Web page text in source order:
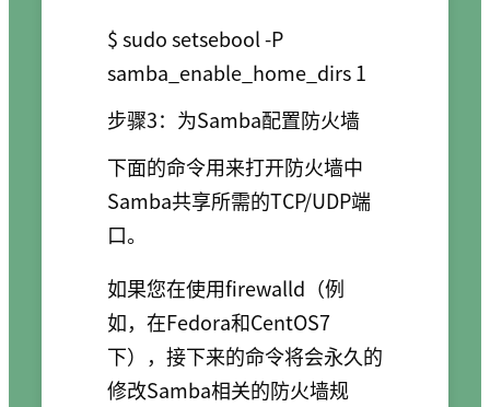
$ sudo setsebool -P
步骤3：为Samba配置防火墙
下面的命令用来打开防火墙中
Samba共享所需的TCP/UDP端
口。
如果您在使用firewalld（例
如，在Fedora和CentOS7
下），接下来的命令将会永久的
修改Samba相关的防火墙规